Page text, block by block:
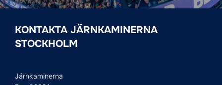
KONTAKTA JÄRNKAMINERNA
STOCKHOLM
Järnkaminerna